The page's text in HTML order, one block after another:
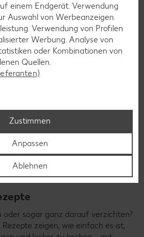
entdecken
oder sogar ganz darauf verzichten?
zeigen, wie einfach es ist,
einem Endgerät. Verwendung
Auswahl von Werbeanzeigen.
Verwendung von Profilen
Werbung. Analyse von
oder Kombinationen von
Quellen.
Zustimmen
Anpassen
Ablehnen